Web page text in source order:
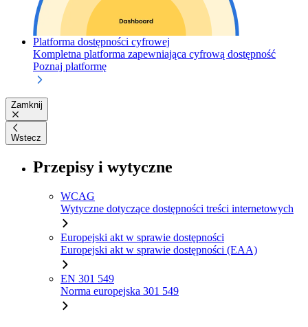
Platforma dostępności cyfrowej
Kompletna platforma zapewniająca cyfrową dostępność
Poznaj platformę
Zamknij
Wstecz
Przepisy i wytyczne
WCAG
Wytyczne dotyczące dostępności treści internetowych
Europejski akt w sprawie dostępności
Europejski akt w sprawie dostępności (EAA)
EN 301 549
Norma europejska 301 549